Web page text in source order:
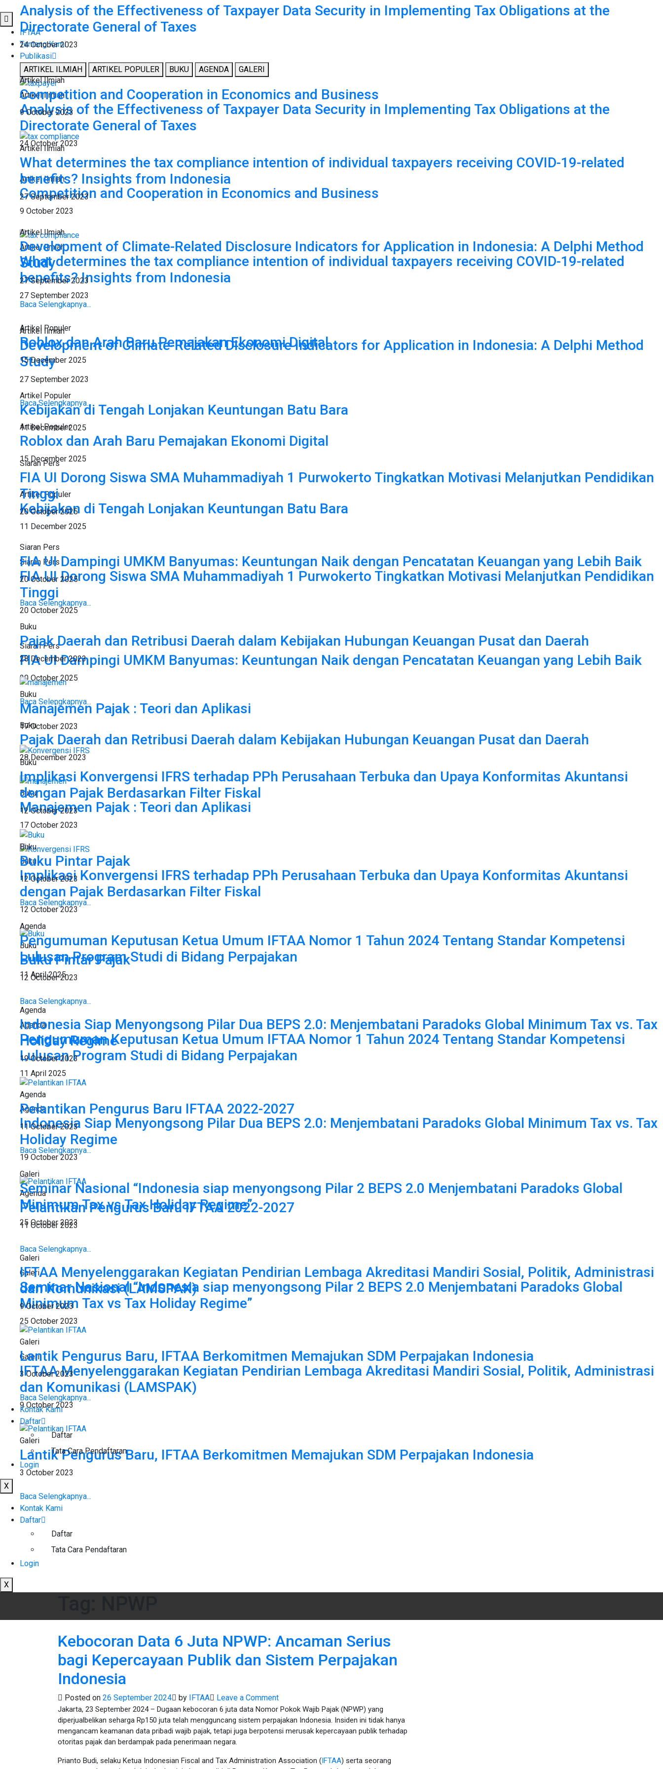
IFTAA
Tentang Kami
Publikasi
ARTIKEL ILMIAH
ARTIKEL POPULER BUKU AGENDA GALERI
Artikel Ilmiah
Analysis of the Effectiveness of Taxpayer Data Security in Implementing Tax Obligations at the
Directorate General of Taxes
24 October 2023
Artikel Ilmiah
Competition and Cooperation in Economics and Business
9 October 2023
Artikel Ilmiah
What determines the tax compliance intention of individual taxpayers receiving COVID-19-related
benefits? Insights from Indonesia
27 September 2023
Artikel Ilmiah
Development of Climate-Related Disclosure Indicators for Application in Indonesia: A Delphi Method
Study
27 September 2023
Baca Selengkapnya...
Artikel Populer
Roblox dan Arah Baru Pemajakan Ekonomi Digital
15 December 2025
Artikel Populer
Kebijakan di Tengah Lonjakan Keuntungan Batu Bara
11 December 2025
Siaran Pers
FIA UI Dorong Siswa SMA Muhammadiyah 1 Purwokerto Tingkatkan Motivasi Melanjutkan Pendidikan
Tinggi
20 October 2025
Siaran Pers
FIA UI Dampingi UMKM Banyumas: Keuntungan Naik dengan Pencatatan Keuangan yang Lebih Baik
20 October 2025
Baca Selengkapnya...
Buku
Pajak Daerah dan Retribusi Daerah dalam Kebijakan Hubungan Keuangan Pusat dan Daerah
28 December 2023
Buku
Manajemen Pajak : Teori dan Aplikasi
17 October 2023
Buku
Implikasi Konvergensi IFRS terhadap PPh Perusahaan Terbuka dan Upaya Konformitas Akuntansi
dengan Pajak Berdasarkan Filter Fiskal
12 October 2023
Buku
Buku Pintar Pajak
12 October 2023
Baca Selengkapnya...
Agenda
Pengumuman Keputusan Ketua Umum IFTAA Nomor 1 Tahun 2024 Tentang Standar Kompetensi
Lulusan Program Studi di Bidang Perpajakan
11 April 2025
Agenda
Indonesia Siap Menyongsong Pilar Dua BEPS 2.0: Menjembatani Paradoks Global Minimum Tax vs. Tax
Holiday Regime
19 October 2023
Agenda
Pelantikan Pengurus Baru IFTAA 2022-2027
11 October 2023
Baca Selengkapnya...
Galeri
Seminar Nasional “Indonesia siap menyongsong Pilar 2 BEPS 2.0 Menjembatani Paradoks Global
Minimum Tax vs Tax Holiday Regime”
25 October 2023
Galeri
IFTAA Menyelenggarakan Kegiatan Pendirian Lembaga Akreditasi Mandiri Sosial, Politik, Administrasi
dan Komunikasi (LAMSPAK)
9 October 2023
Galeri
Lantik Pengurus Baru, IFTAA Berkomitmen Memajukan SDM Perpajakan Indonesia
3 October 2023
Baca Selengkapnya...
Kontak Kami
Daftar
Daftar
Tata Cara Pendaftaran
Login
X
Analysis of the Effectiveness of Taxpayer Data Security in Implementing Tax Obligations at the
Directorate General of Taxes
24 October 2023
Artikel Ilmiah
Competition and Cooperation in Economics and Business
9 October 2023
Artikel Ilmiah
What determines the tax compliance intention of individual taxpayers receiving COVID-19-related
benefits? Insights from Indonesia
27 September 2023
Artikel Ilmiah
Development of Climate-Related Disclosure Indicators for Application in Indonesia: A Delphi Method
Study
27 September 2023
Baca Selengkapnya...
Artikel Populer
Roblox dan Arah Baru Pemajakan Ekonomi Digital
15 December 2025
Artikel Populer
Kebijakan di Tengah Lonjakan Keuntungan Batu Bara
11 December 2025
Siaran Pers
FIA UI Dorong Siswa SMA Muhammadiyah 1 Purwokerto Tingkatkan Motivasi Melanjutkan Pendidikan
Tinggi
20 October 2025
Siaran Pers
FIA UI Dampingi UMKM Banyumas: Keuntungan Naik dengan Pencatatan Keuangan yang Lebih Baik
20 October 2025
Baca Selengkapnya...
Buku
Pajak Daerah dan Retribusi Daerah dalam Kebijakan Hubungan Keuangan Pusat dan Daerah
28 December 2023
Buku
Manajemen Pajak : Teori dan Aplikasi
17 October 2023
Buku
Implikasi Konvergensi IFRS terhadap PPh Perusahaan Terbuka dan Upaya Konformitas Akuntansi
dengan Pajak Berdasarkan Filter Fiskal
12 October 2023
Buku
Buku Pintar Pajak
12 October 2023
Baca Selengkapnya...
Agenda
Pengumuman Keputusan Ketua Umum IFTAA Nomor 1 Tahun 2024 Tentang Standar Kompetensi
Lulusan Program Studi di Bidang Perpajakan
11 April 2025
Agenda
Indonesia Siap Menyongsong Pilar Dua BEPS 2.0: Menjembatani Paradoks Global Minimum Tax vs. Tax
Holiday Regime
19 October 2023
Agenda
Pelantikan Pengurus Baru IFTAA 2022-2027
11 October 2023
Baca Selengkapnya...
Galeri
Seminar Nasional “Indonesia siap menyongsong Pilar 2 BEPS 2.0 Menjembatani Paradoks Global
Minimum Tax vs Tax Holiday Regime”
25 October 2023
Galeri
IFTAA Menyelenggarakan Kegiatan Pendirian Lembaga Akreditasi Mandiri Sosial, Politik, Administrasi
dan Komunikasi (LAMSPAK)
9 October 2023
Galeri
Lantik Pengurus Baru, IFTAA Berkomitmen Memajukan SDM Perpajakan Indonesia
3 October 2023
Baca Selengkapnya...
Kontak Kami
Daftar
Daftar
Tata Cara Pendaftaran
Login
X
Kebocoran Data 6 Juta NPWP: Ancaman Serius
bagi Kepercayaan Publik dan Sistem Perpajakan
Indonesia
Posted on 26 September 2024 by IFTAA Leave a Commenton
Kebocoran
Data
6
NPWP:
Jakarta, 23 September 2024 – Dugaan kebocoran 6 juta data Nomor Pokok Wajib Pajak (NPWP) yang
diperjualbelikan seharga Rp150 juta telah mengguncang sistem perpajakan Indonesia. Insiden ini tidak hanya
mengancam keamanan data pribadi wajib pajak, tetapi juga berpotensi merusak kepercayaan publik terhadap
otoritas pajak dan berdampak pada penerimaan negara.
Prianto Budi, selaku Ketua Indonesian Fiscal and Tax Administration Association ( IFTAA) serta seorang